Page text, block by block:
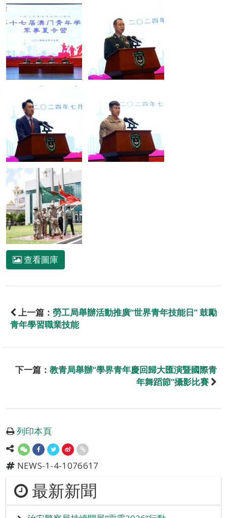
查看圖庫
上一篇： 勞工局舉辦活動推廣“世界青年技能日” 鼓勵
青年學習職業技能
下一篇： 教青局舉辦“學界青年慶回歸大匯演暨國際青
年舞蹈節”攝影比賽
列印本頁
NEWS-1-4-1076617
最新新聞